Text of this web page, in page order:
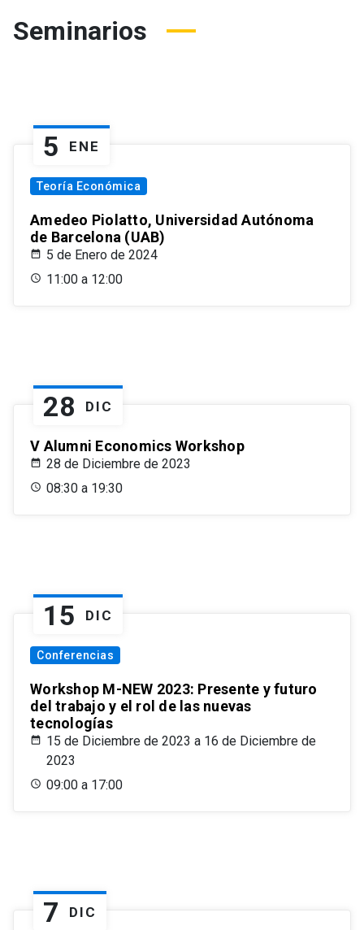
Seminarios
5 ENE
Teoría Económica
Amedeo Piolatto, Universidad Autónoma
de Barcelona (UAB)
5 de Enero de 2024
11:00 a 12:00
28 DIC
V Alumni Economics Workshop
28 de Diciembre de 2023
08:30 a 19:30
15 DIC
Conferencias
Workshop M-NEW 2023: Presente y futuro
del trabajo y el rol de las nuevas
tecnologías
15 de Diciembre de 2023 a 16 de Diciembre de
2023
09:00 a 17:00
7 DIC